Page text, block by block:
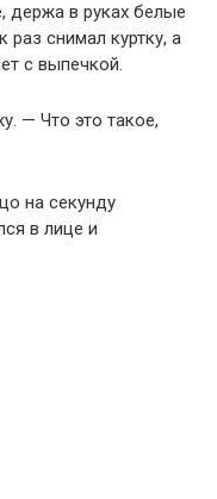
держа в руках белые
снимал куртку, а
с выпечкой.
— Что это такое,
на секунду
в лице и